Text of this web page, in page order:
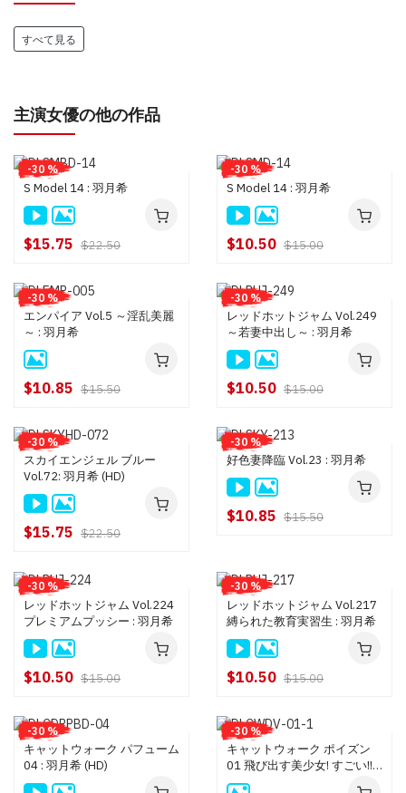
すべて見る
主演女優の他の作品
-30 %
S Model 14 : 羽月希
$15.75 $22.50
-30 %
S Model 14 : 羽月希
$10.50 $15.00
-30 %
エンパイア Vol.5 ～淫乱美麗
～ : 羽月希
$10.85 $15.50
-30 %
レッドホットジャム Vol.249
～若妻中出し～ : 羽月希
$10.50 $15.00
-30 %
スカイエンジェル ブルー
Vol.72: 羽月希 (HD)
$15.75 $22.50
-30 %
好色妻降臨 Vol.23 : 羽月希
$10.85 $15.50
-30 %
レッドホットジャム Vol.224
プレミアムプッシー : 羽月希
$10.50 $15.00
-30 %
レッドホットジャム Vol.217
縛られた教育実習生 : 羽月希
$10.50 $15.00
-30 %
キャットウォーク パフューム
04 : 羽月希 (HD)
-30 %
キャットウォーク ポイズン
01 飛び出す美少女! すごい!! :
羽月希 : Part.1